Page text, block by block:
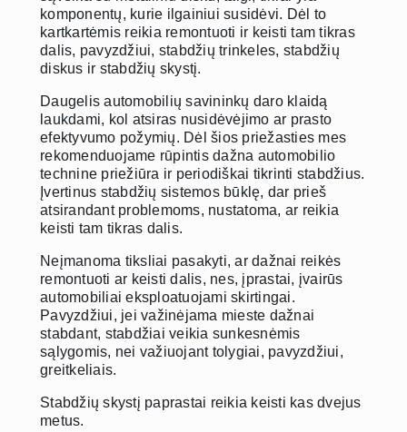
komponentų, kurie ilgainiui susidėvi. Dėl to
kartkartėmis reikia remontuoti ir keisti tam tikras
dalis, pavyzdžiui, stabdžių trinkeles, stabdžių
diskus ir stabdžių skystį.
Daugelis automobilių savininkų daro klaidą
laukdami, kol atsiras nusidėvėjimo ar prasto
efektyvumo požymių. Dėl šios priežasties mes
rekomenduojame rūpintis dažna automobilio
technine priežiūra ir periodiškai tikrinti stabdžius.
Įvertinus stabdžių sistemos būklę, dar prieš
atsirandant problemoms, nustatoma, ar reikia
keisti tam tikras dalis.
Neįmanoma tiksliai pasakyti, ar dažnai reikės
remontuoti ar keisti dalis, nes, įprastai, įvairūs
automobiliai eksploatuojami skirtingai.
Pavyzdžiui, jei važinėjama mieste dažnai
stabdant, stabdžiai veikia sunkesnėmis
sąlygomis, nei važiuojant tolygiai, pavyzdžiui,
greitkeliais.
Stabdžių skystį paprastai reikia keisti kas dvejus
metus.